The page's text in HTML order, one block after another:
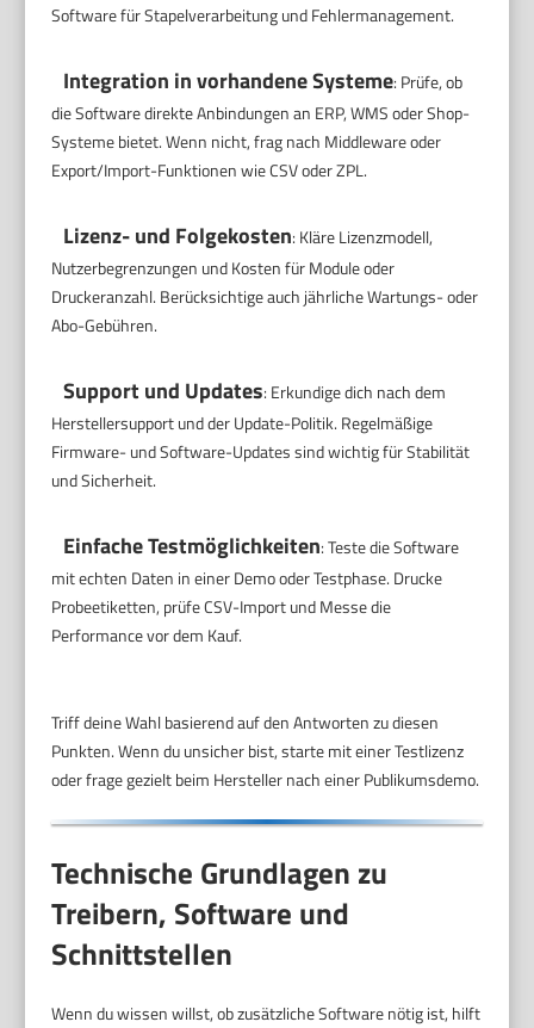
Software für Stapelverarbeitung und Fehlermanagement.
Integration in vorhandene Systeme: Prüfe, ob
die Software direkte Anbindungen an ERP, WMS oder Shop-
Systeme bietet. Wenn nicht, frag nach Middleware oder
Export/Import-Funktionen wie CSV oder ZPL.
Lizenz- und Folgekosten: Kläre Lizenzmodell,
Nutzerbegrenzungen und Kosten für Module oder
Druckeranzahl. Berücksichtige auch jährliche Wartungs- oder
Abo-Gebühren.
Support und Updates: Erkundige dich nach dem
Herstellersupport und der Update-Politik. Regelmäßige
Firmware- und Software-Updates sind wichtig für Stabilität
und Sicherheit.
Einfache Testmöglichkeiten: Teste die Software
mit echten Daten in einer Demo oder Testphase. Drucke
Probeetiketten, prüfe CSV-Import und Messe die
Performance vor dem Kauf.
Triff deine Wahl basierend auf den Antworten zu diesen
Punkten. Wenn du unsicher bist, starte mit einer Testlizenz
oder frage gezielt beim Hersteller nach einer Publikumsdemo.
Technische Grundlagen zu
Treibern, Software und
Schnittstellen
Wenn du wissen willst, ob zusätzliche Software nötig ist, hilft